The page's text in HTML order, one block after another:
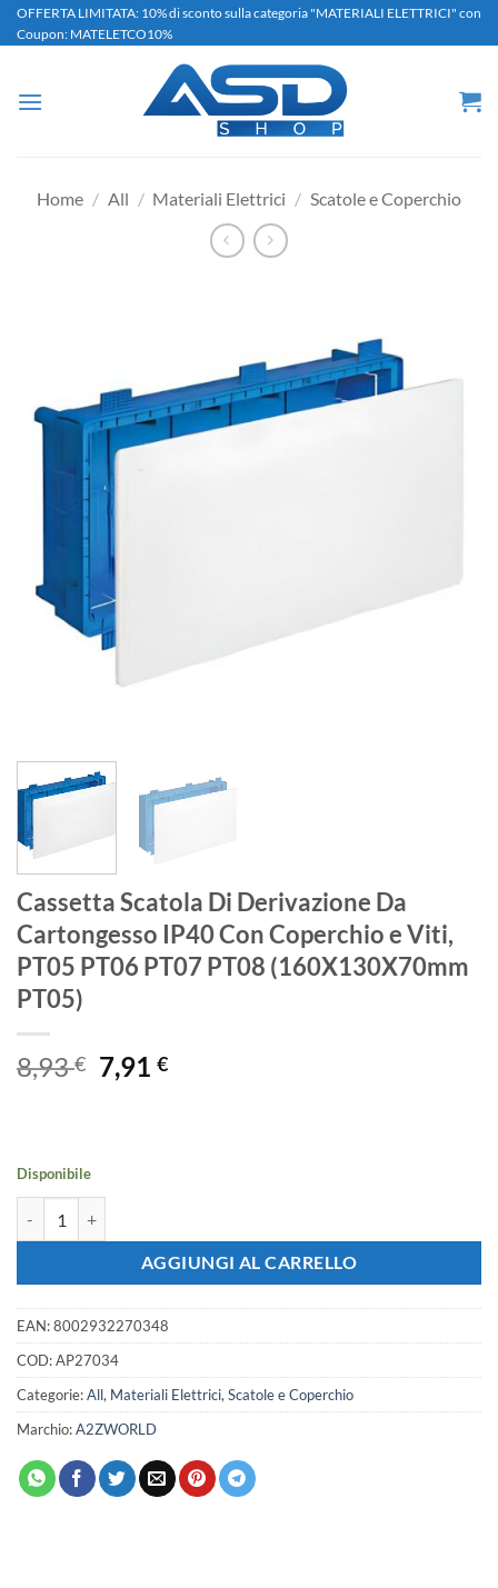
Salta
ai
OFFERTA LIMITATA: 10% di sconto sulla categoria "MATERIALI ELETTRICI" con
Coupon: MATELETCO10%
Home / All / Materiali Elettrici / Scatole e Coperchio
Cassetta Scatola Di Derivazione Da
Cartongesso IP40 Con Coperchio e Viti,
PT05 PT06 PT07 PT08 (160X130X70mm
PT05)
8,93€ Il
prezzo
7,91€Il
Disponibile
AGGIUNGI AL CARRELLO
EAN:8002932270348
COD:AP27034
Categorie:All, Materiali Elettrici, Scatole e Coperchio
Marchio:A2ZWORLD